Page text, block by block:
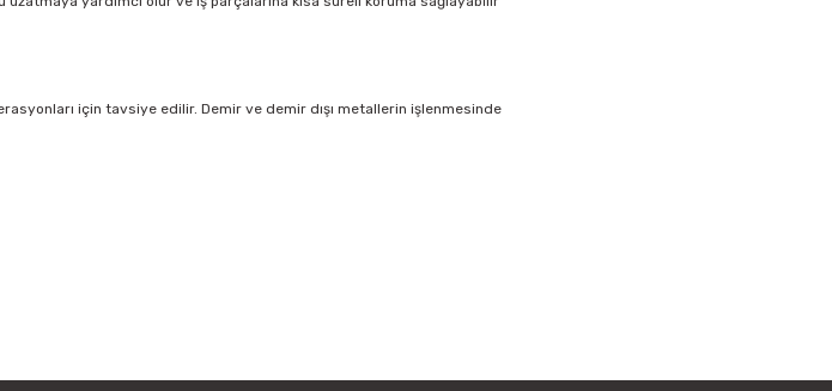
için tavsiye edilir. Demir ve demir dışı metallerin işlenmesinde